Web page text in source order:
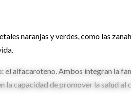
naranjas y verdes, como las
el alfacaroteno. Ambos integran la
capacidad de promover la salud al